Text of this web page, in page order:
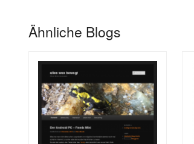
Ähnliche Blogs